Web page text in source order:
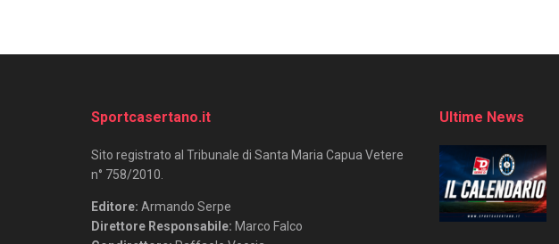
Sportcasertano.it
Sito registrato al Tribunale di Santa Maria Capua Vetere
n° 758/2010.
Editore: Armando Serpe
Direttore Responsabile: Marco Falco
Ultime News